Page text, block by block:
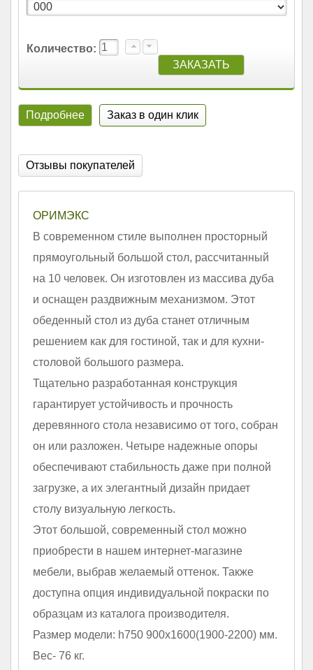
Количество:
Подробнее Заказ в один клик
Отзывы покупателей
ОРИМЭКС
В современном стиле выполнен просторный
прямоугольный большой стол, рассчитанный
на 10 человек. Он изготовлен из массива дуба
и оснащен раздвижным механизмом. Этот
обеденный стол из дуба станет отличным
решением как для гостиной, так и для кухни-
столовой большого размера.
Тщательно разработанная конструкция
гарантирует устойчивость и прочность
деревянного стола независимо от того, собран
он или разложен. Четыре надежные опоры
обеспечивают стабильность даже при полной
загрузке, а их элегантный дизайн придает
столу визуальную легкость.
Этот большой, современный стол можно
приобрести в нашем интернет-магазине
мебели, выбрав желаемый оттенок. Также
доступна опция индивидуальной покраски по
образцам из каталога производителя.
Размер модели: h750 900х1600(1900-2200) мм.
Вес- 76 кг.